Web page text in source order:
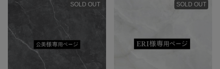
SOLD OUT SOLD OUT